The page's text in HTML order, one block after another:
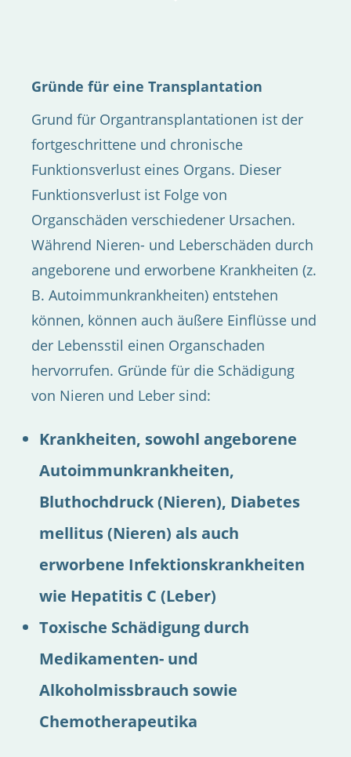
Gründe für eine Transplantation
Grund für Organtransplantationen ist der
fortgeschrittene und chronische
Funktionsverlust eines Organs. Dieser
Funktionsverlust ist Folge von
Organschäden verschiedener Ursachen.
Während Nieren- und Leberschäden durch
angeborene und erworbene Krankheiten (z.
B. Autoimmunkrankheiten) entstehen
können, können auch äußere Einflüsse und
der Lebensstil einen Organschaden
hervorrufen. Gründe für die Schädigung
von Nieren und Leber sind:
Krankheiten, sowohl angeborene
Autoimmunkrankheiten,
Bluthochdruck (Nieren), Diabetes
mellitus (Nieren) als auch
erworbene Infektionskrankheiten
wie Hepatitis C (Leber)
Toxische Schädigung durch
Medikamenten- und
Alkoholmissbrauch sowie
Chemotherapeutika